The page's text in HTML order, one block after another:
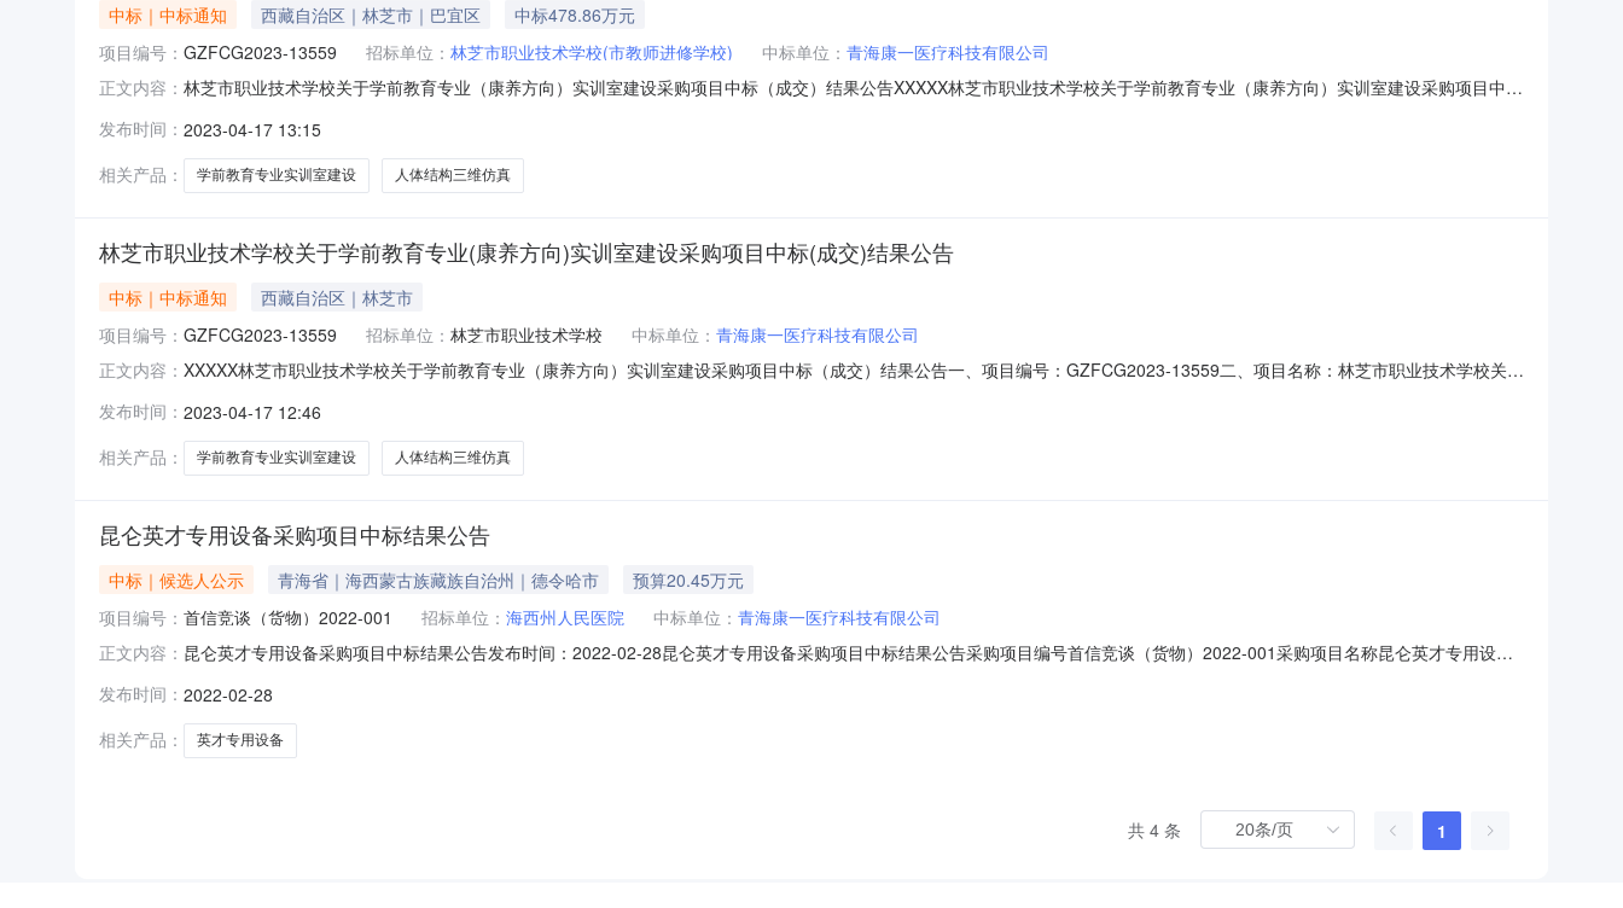
中标｜中标通知 西藏自治区｜林芝市｜巴宜区
中标478.86万元
项目编号： GZFCG2023-13559 招标单位： 林芝市职业技术学校(市教师进修学校) 中标单位： 青海康一医疗科技有限公司
正文内容： 林芝市职业技术学校关于学前教育专业（康养方向）实训室建设采购项目中标（成交）结果公告XXXXX林芝市职业技术学校关于学前教育专业（康养方向）实训室建设采购项目中标
芝市职业技术学校关于学前教育专业（康养方向）实训室建设采购项目供应商名称：青海康一医疗科技有限公司供应商地址：青海省西宁市城北区朝阳东路42号中标价（元）：
4788566.00四、主要标的
发布时间： 2023-04-17 13:15
相关产品：
学前教育专业实训室建设 人体结构三维仿真
林芝市职业技术学校关于学前教育专业(康养方向)实训室建设采购项目中标(成交)结果公告
中标｜中标通知
西藏自治区｜林芝市
项目编号： GZFCG2023-13559 招标单位： 林芝市职业技术学校 中标单位： 青海康一医疗科技有限公司
正文内容： XXXXX林芝市职业技术学校关于学前教育专业（康养方向）实训室建设采购项目中标（成交）结果公告一、项目编号：GZFCG2023-13559二、项目名称：林芝市职业技术学校关于
疗科技有限公司供应商地址：青海省西宁市城北区朝阳东路42号中标价（元）：4788566.00四、主要标的信息标包名称：林芝市职业技术学校关于学前教育专业（康养方向）实训
室建设采购项目供应商
发布时间： 2023-04-17 12:46
相关产品：
学前教育专业实训室建设 人体结构三维仿真
昆仑英才专用设备采购项目中标结果公告
中标｜候选人公示 青海省｜海西蒙古族藏族自治州｜德令哈市
预算20.45万元
项目编号： 首信竞谈（货物）2022-001 招标单位： 海西州人民医院 中标单位： 青海康一医疗科技有限公司
正文内容： 昆仑英才专用设备采购项目中标结果公告发布时间：2022-02-28昆仑英才专用设备采购项目中标结果公告采购项目编号首信竞谈（货物）2022-001采购项目名称昆仑英才专用设备
日各包中标内容、数量、价格、合同履行日期及供应商名称中标单位:青海康一医疗科技有限公司中标金额:200000.00元交货期：签定合同后30日历日内评审委员会成员名
发布时间： 2022-02-28
相关产品：
英才专用设备
共 4 条 1